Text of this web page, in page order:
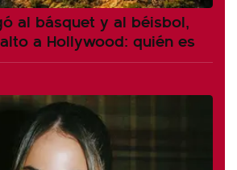
al básquet y al béisbol,
a Hollywood: quién es